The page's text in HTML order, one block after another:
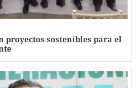
proyectos sostenibles para el